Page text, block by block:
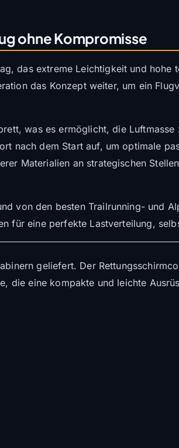
ohne Kompromisse
das extreme Leichtigkeit und hohe
das Konzept weiter, um ein
was es ermöglicht, die
nach dem Start auf, um optimale
Materialien an strategischen
von den besten Trailrunning- und
für eine perfekte Lastverteilung,
geliefert. Der
die eine kompakte und leichte